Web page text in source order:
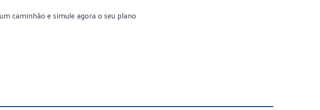
caminhão e simule agora o seu plano